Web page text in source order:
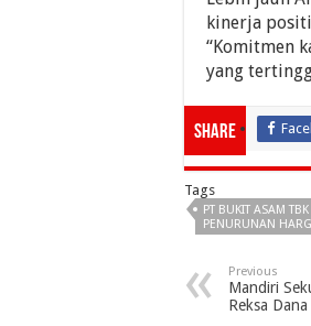
kinerja
“Komitmen
yang
Share
Tags
PT BUKIT ASAM
PENURUNAN
Previous
Mandiri
Reksa